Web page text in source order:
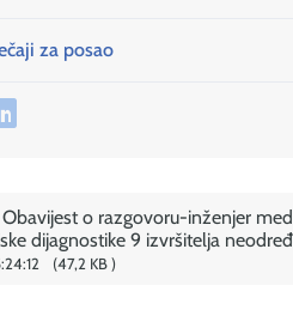
za posao
o razgovoru-inženjer
dijagnostike 9 izvršitelja
47,2 KB